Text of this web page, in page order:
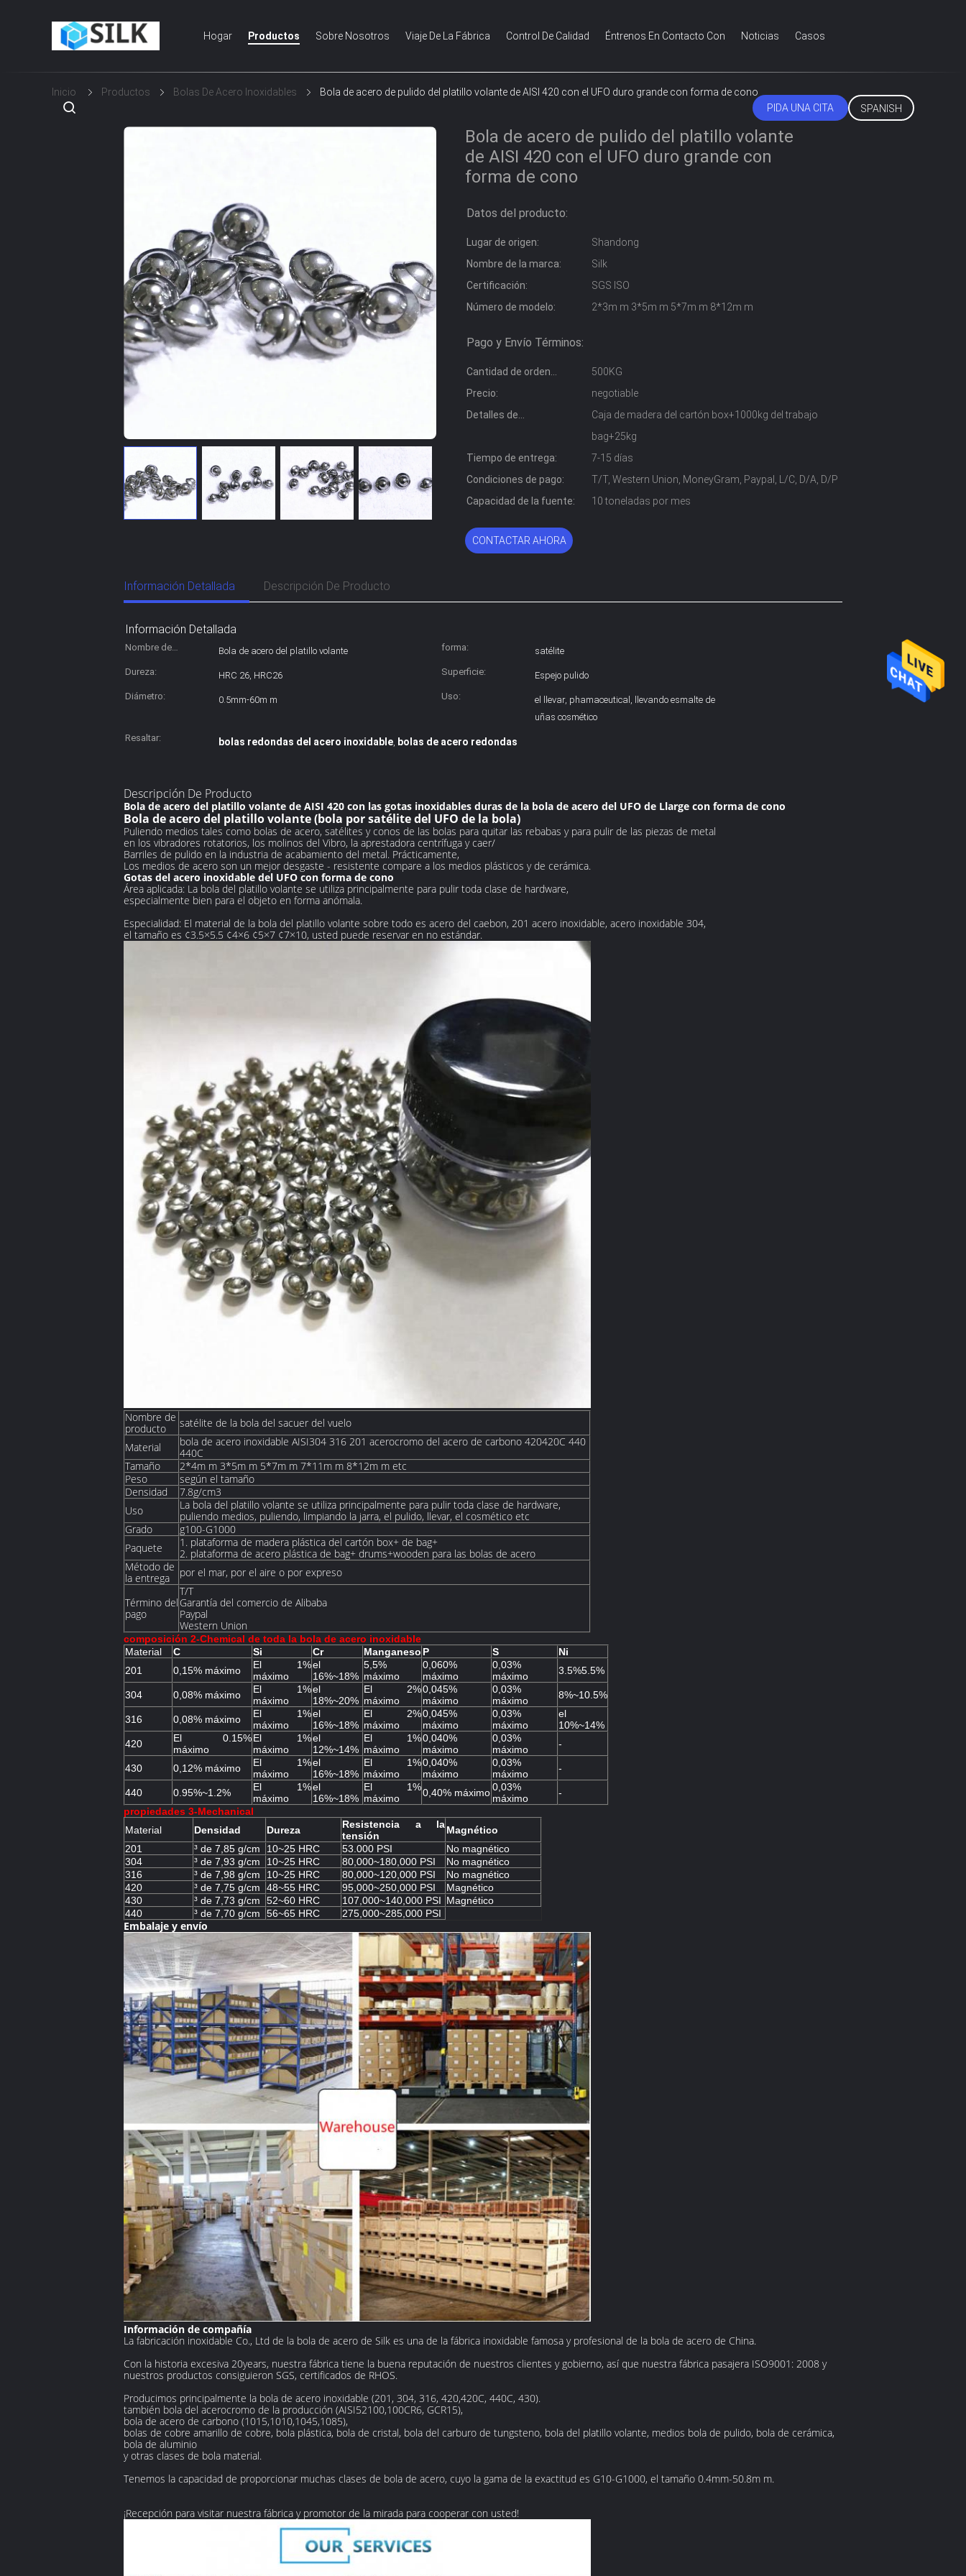
Hogar Productos Sobre Nosotros Viaje De La Fábrica Control De Calidad Éntrenos En Contacto Con Noticias Casos
PIDA UNA CITA SPANISH
Inicio Productos Bolas De Acero Inoxidables Bola de acero de pulido del platillo volante de AISI 420 con el UFO duro grande con forma de cono
Bola de acero de pulido del platillo volante
de AISI 420 con el UFO duro grande con
forma de cono
Datos del producto:
Lugar de origen:
Shandong
Nombre de la marca:
Silk
Certificación:
SGS ISO
Número de modelo:
2*3m m 3*5m m 5*7m m 8*12m m
Pago y Envío Términos:
Cantidad de orden
mínima:
500KG
Precio:
negotiable
Detalles de
Caja de madera del cartón box+1000kg del trabajo
bag+25kg
Tiempo de entrega:
7-15 días
Condiciones de pago:
T/T, Western Union, MoneyGram, Paypal, L/C, D/A, D/P
Capacidad de la fuente:
10 toneladas por mes
CONTACTAR AHORA
Información Detallada Descripción De Producto
Información Detallada
Nombre de
Bola de acero del platillo volante forma:
satélite
Dureza:
HRC 26, HRC26 Superficie:
Espejo pulido
Diámetro:
0.5mm-60m m Uso:
el llevar, phamaceutical, llevando esmalte de
uñas cosmético
Resaltar:
bolas redondas del acero inoxidable, bolas de acero redondas
Descripción De Producto
Bola de acero del platillo volante de AISI 420 con las gotas inoxidables duras de la bola de acero del UFO de Llarge con forma de cono
Bola de acero del platillo volante (bola por satélite del UFO de la bola)
Puliendo medios tales como bolas de acero, satélites y conos de las bolas para quitar las rebabas y para pulir de las piezas de metal
en los vibradores rotatorios, los molinos del Vibro, la aprestadora centrífuga y caer/
Barriles de pulido en la industria de acabamiento del metal. Prácticamente,
Los medios de acero son un mejor desgaste - resistente compare a los medios plásticos y de cerámica.
Gotas del acero inoxidable del UFO con forma de cono
Área aplicada: La bola del platillo volante se utiliza principalmente para pulir toda clase de hardware,
especialmente bien para el objeto en forma anómala.
Especialidad: El material de la bola del platillo volante sobre todo es acero del caebon, 201 acero inoxidable, acero inoxidable 304,
el tamaño es ¢3.5×5.5 ¢4×6 ¢5×7 ¢7×10, usted puede reservar en no estándar.
Nombre de
producto
satélite de la bola del sacuer del vuelo
Material
bola de acero inoxidable AISI304 316 201 acerocromo del acero de carbono 420420C 440
440C
Tamaño
2*4m m 3*5m m 5*7m m 7*11m m 8*12m m etc
Peso
según el tamaño
Densidad
7.8g/cm3
Uso
La bola del platillo volante se utiliza principalmente para pulir toda clase de hardware,
puliendo medios, puliendo, limpiando la jarra, el pulido, llevar, el cosmético etc
Grado
g100-G1000
Paquete
1. plataforma de madera plástica del cartón box+ de bag+
2. plataforma de acero plástica de bag+ drums+wooden para las bolas de acero
Método de
la entrega
por el mar, por el aire o por expreso
Término del
pago
T/T
Garantía del comercio de Alibaba
Paypal
Western Union
composición 2-Chemical de toda la bola de acero inoxidable
Material
C Si Cr Manganeso P S
Ni
201
0,15% máximo
El 1%
máximo
el
16%~18%
5,5%
máximo
0,060%
máximo
0,03%
máximo
3.5%5.5%
304 0,08% máximo
El 1%
máximo
el
18%~20%
El 2%
máximo
0,045%
máximo
0,03%
máximo
8%~10.5%
316 0,08% máximo
El 1%
máximo
el
16%~18%
El 2%
máximo
0,045%
máximo
0,03%
máximo
el
10%~14%
420
El 0.15%
máximo
El 1%
máximo
el
12%~14%
El 1%
máximo
0,040%
máximo
0,03%
máximo
-
430 0,12% máximo
El 1%
máximo
el
16%~18%
El 1%
máximo
0,040%
máximo
0,03%
máximo
-
440 0.95%~1.2%
El 1%
máximo
el
16%~18%
El 1%
máximo
0,40% máximo0,03%
máximo
-
propiedades 3-Mechanical
Material
Densidad Dureza
Resistencia a la
tensión
Magnético
201
³ de 7,85 g/cm 10~25 HRC 53.000 PSI
No magnético
304
³ de 7,93 g/cm 10~25 HRC 80,000~180,000 PSI
No magnético
316
³ de 7,98 g/cm 10~25 HRC 80,000~120,000 PSI
No magnético
420
³ de 7,75 g/cm 48~55 HRC 95,000~250,000 PSI
Magnético
430
³ de 7,73 g/cm 52~60 HRC 107,000~140,000 PSI Magnético
440
³ de 7,70 g/cm 56~65 HRC 275,000~285,000 PSI
Embalaje y envío
Información de compañía
La fabricación inoxidable Co., Ltd de la bola de acero de Silk es una de la fábrica inoxidable famosa y profesional de la bola de acero de China.
Con la historia excesiva 20years, nuestra fábrica tiene la buena reputación de nuestros clientes y gobierno, así que nuestra fábrica pasajera ISO9001: 2008 y
nuestros productos consiguieron SGS, certificados de RHOS.
Producimos principalmente la bola de acero inoxidable (201, 304, 316, 420,420C, 440C, 430).
también bola del acerocromo de la producción (AISI52100,100CR6, GCR15),
bola de acero de carbono (1015,1010,1045,1085),
bolas de cobre amarillo de cobre, bola plástica, bola de cristal, bola del carburo de tungsteno, bola del platillo volante, medios bola de pulido, bola de cerámica,
bola de aluminio
y otras clases de bola material.
Tenemos la capacidad de proporcionar muchas clases de bola de acero, cuyo la gama de la exactitud es G10-G1000, el tamaño 0.4mm-50.8m m.
¡Recepción para visitar nuestra fábrica y promotor de la mirada para cooperar con usted!